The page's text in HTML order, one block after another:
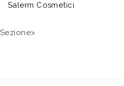
Salerm Cosmetici
Sezione>